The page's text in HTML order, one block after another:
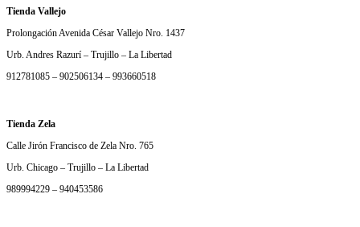
Tienda Vallejo
Prolongación Avenida César Vallejo Nro. 1437
Urb. Andres Razurí – Trujillo – La Libertad
912781085 – 902506134 – 993660518
Tienda Zela
Calle Jirón Francisco de Zela Nro. 765
Urb. Chicago – Trujillo – La Libertad
989994229 – 940453586